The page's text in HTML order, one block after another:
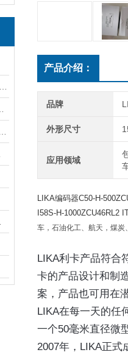
产品介绍：
品牌
外形尺寸
应用领域
LIKA编码器C50-H-
I58S-H-1000ZCU46RL2
车，石油化工、航天，煤
LIKA利卡产品符合
卡的产品设计和制
案，产品也可用在
LIKA在每一天的任
一个50毫米直径微
2007年，LIKA正式